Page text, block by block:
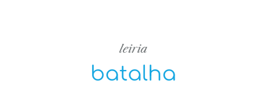
leiria
batalha